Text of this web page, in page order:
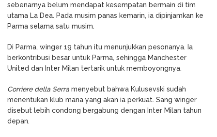
sebenarnya belum mendapat kesempatan bermain di tim
utama La Dea. Pada musim panas kemarin, ia dipinjamkan ke
Parma selama satu musim.
Di Parma, winger 19 tahun itu menunjukkan pesonanya. Ia
berkontribusi besar untuk Parma, sehingga Manchester
United dan Inter Milan tertarik untuk memboyongnya.
Corriere della Serra menyebut bahwa Kulusevski sudah
menentukan klub mana yang akan ia perkuat. Sang winger
disebut lebih condong bergabung dengan Inter Milan tahun
depan.